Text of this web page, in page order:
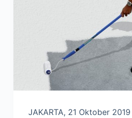
JAKARTA, 21 Oktober